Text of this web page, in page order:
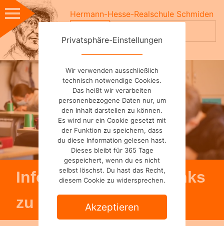
Skip
to
content
Hermann-Hesse-Realschule Schmiden
nach:
Informationen und Links
zu Berufspraktika
Privatsphäre-Einstellungen
Wir verwenden ausschließlich
technisch notwendige Cookies.
Das heißt wir verarbeiten
personenbezogene Daten nur, um
den Inhalt darstellen zu können.
Es wird nur ein Cookie gesetzt mit
der Funktion zu speichern, dass
du diese Information gelesen hast.
Dieses bleibt für 365 Tage
gespeichert, wenn du es nicht
selbst löschst. Du hast das Recht,
diesem Cookie zu widersprechen.
Akzeptieren